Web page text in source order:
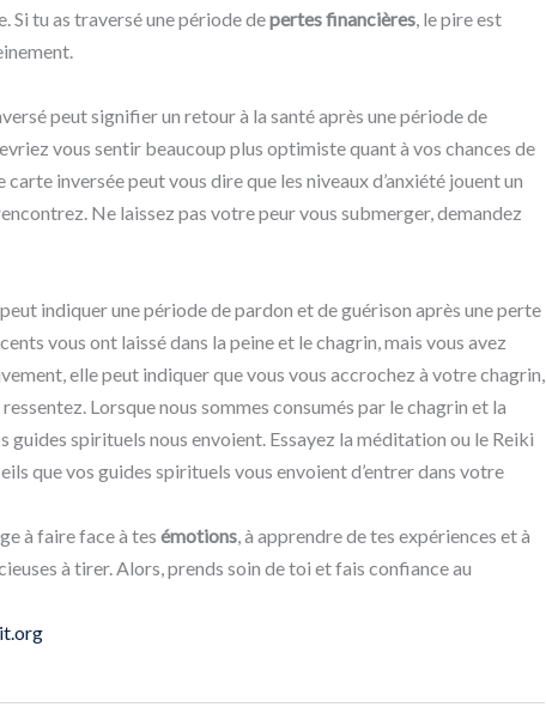
Si tu as traversé une période depertes financières, le pire est
peut signifier un retour à la santé après une période de
vous sentir beaucoup plus optimiste quant à vos chances de
inversée peut vous dire que les niveaux d’anxiété jouent un
Ne laissez pas votre peur vous submerger, demandez
indiquer une période de pardon et de guérison après une perte
vous ont laissé dans la peine et le chagrin, mais vous avez
elle peut indiquer que vous vous accrochez à votre chagrin,
Lorsque nous sommes consumés par le chagrin et la
guides spirituels nous envoient. Essayez la méditation ou le Reiki
que vos guides spirituels vous envoient d’entrer dans votre
à faire face à tes émotions, à apprendre de tes expériences et à
à tirer. Alors, prends soin de toi et fais confiance au